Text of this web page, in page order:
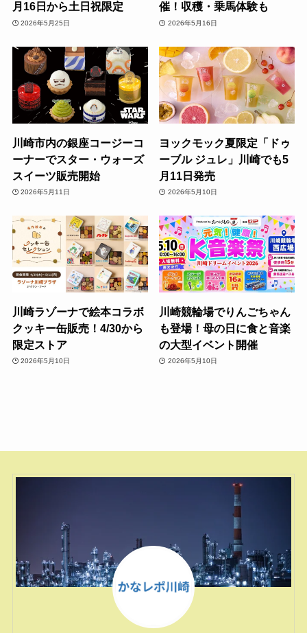
月16日から土日祝限定
2026年5月25日
催！収穫・乗馬体験も
2026年5月16日
川崎市内の銀座コージーコ
ーナーでスター・ウォーズ
スイーツ販売開始
2026年5月11日
ヨックモック夏限定「ドゥ
ーブル ジュレ」川崎でも5
月11日発売
2026年5月10日
川崎ラゾーナで絵本コラボ
クッキー缶販売！4/30から
限定ストア
2026年5月10日
川崎競輪場でりんごちゃん
も登場！母の日に食と音楽
の大型イベント開催
2026年5月10日